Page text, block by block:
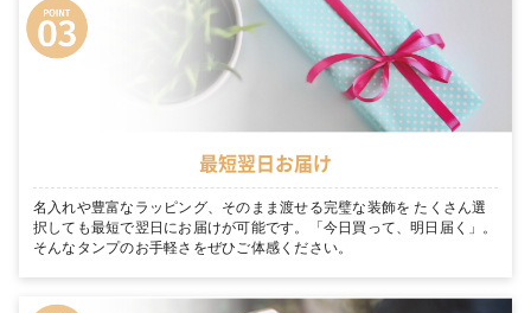
最短翌日お届け
名入れや豊富なラッピング、そのまま渡せる完璧な装飾を たくさん選
択しても最短で翌日にお届けが可能です。「今日買って、明日届く」。
そんなタンプのお手軽さをぜひご体感ください。